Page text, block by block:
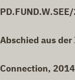
Abschied aus
Connection, 2014